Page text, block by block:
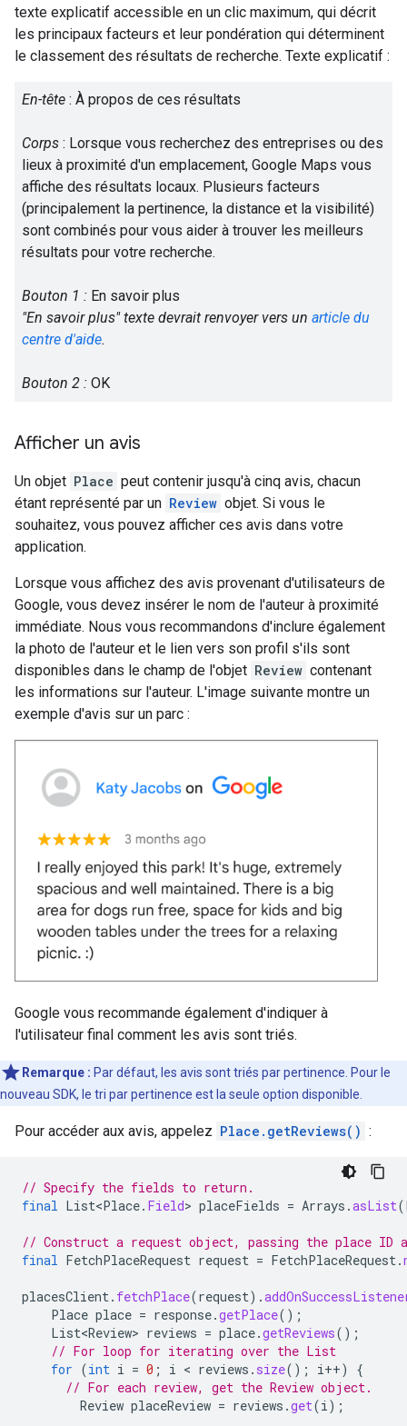
texte explicatif accessible en un clic maximum, qui décrit
les principaux facteurs et leur pondération qui déterminent
le classement des résultats de recherche. Texte explicatif :
En-tête : À propos de ces résultats
Corps : Lorsque vous recherchez des entreprises ou des
lieux à proximité d'un emplacement, Google Maps vous
affiche des résultats locaux. Plusieurs facteurs
(principalement la pertinence, la distance et la visibilité)
sont combinés pour vous aider à trouver les meilleurs
résultats pour votre recherche.
Bouton 1 : En savoir plus
"En savoir plus" texte devrait renvoyer vers un article du
centre d'aide.
Bouton 2 : OK
Afficher un avis
Un objet Place peut contenir jusqu'à cinq avis, chacun
étant représenté par un Review objet. Si vous le
souhaitez, vous pouvez afficher ces avis dans votre
application.
Lorsque vous affichez des avis provenant d'utilisateurs de
Google, vous devez insérer le nom de l'auteur à proximité
immédiate. Nous vous recommandons d'inclure également
la photo de l'auteur et le lien vers son profil s'ils sont
disponibles dans le champ de l'objet Review contenant
les informations sur l'auteur. L'image suivante montre un
exemple d'avis sur un parc :
Google vous recommande également d'indiquer à
l'utilisateur final comment les avis sont triés.
Remarque : Par défaut, les avis sont triés par pertinence. Pour le
nouveau SDK, le tri par pertinence est la seule option disponible.
Pour accéder aux avis, appelez Place.getReviews() :
// Specify the fields to return.
final List<Place. Field> placeFields = Arrays .asList(
// Construct a request object, passing the place ID
final FetchPlaceRequest request = FetchPlaceRequest.
placesClient. fetchPlace(request).
Place place = response.getPlace();
List<Review> reviews = place.getReviews();
// For loop for iterating over the List
for (int i = 0 ; i < reviews . size(); i++)
{
// For each review, get the Review object.
Review placeReview = reviews .get(i);